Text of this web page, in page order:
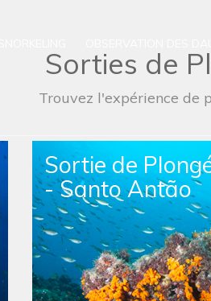
Sorties de
Trouvez l'expérience de
Sortie de
Apnée Simple